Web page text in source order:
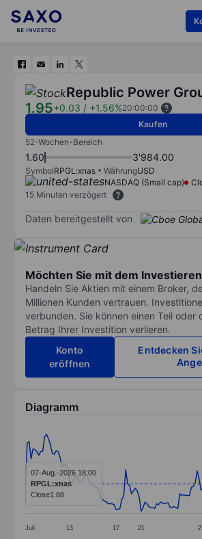
Republic Power
1.95+0.03 / +1.56%20:00:00
Kaufen
52-Wochen-Bereich
1.60 3'984.00
SymbolRPGL:xnas WährungUSD
NASDAQ (Small cap)
15 Minuten verzögert
Daten bereitgestellt von
Möchten Sie mit dem
Handeln Sie Aktien mit einem Broker,
Millionen Kunden vertrauen.
verbunden. Sie können einen Teil oder
Betrag Ihrer Investition verlieren.
Konto
eröffnen
Entdecken
Diagramm
Line chart with 125 data points.
The chart has 1 X axis displaying
The chart has 1 Y axis
Juli 13 17 21
07-Aug.-2026 18:00
RPGL:xnas
Close1.88